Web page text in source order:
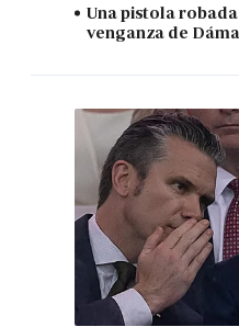
Una pistola
venganza de